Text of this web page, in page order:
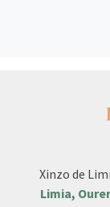
Xinzo de
Limia,